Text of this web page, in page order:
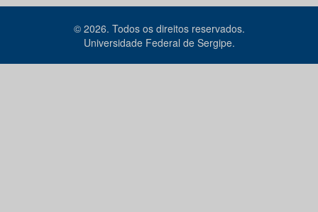
© 2026. Todos os direitos reservados.
Universidade Federal de Sergipe.